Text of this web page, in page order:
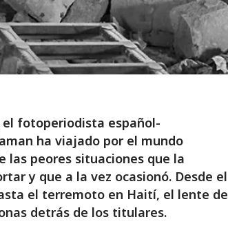
fotoperiodista español-
ha viajado por el mundo
las peores situaciones que la
y que a la vez ocasionó. Desde el
el terremoto en Haití, el lente de
detrás de los titulares.